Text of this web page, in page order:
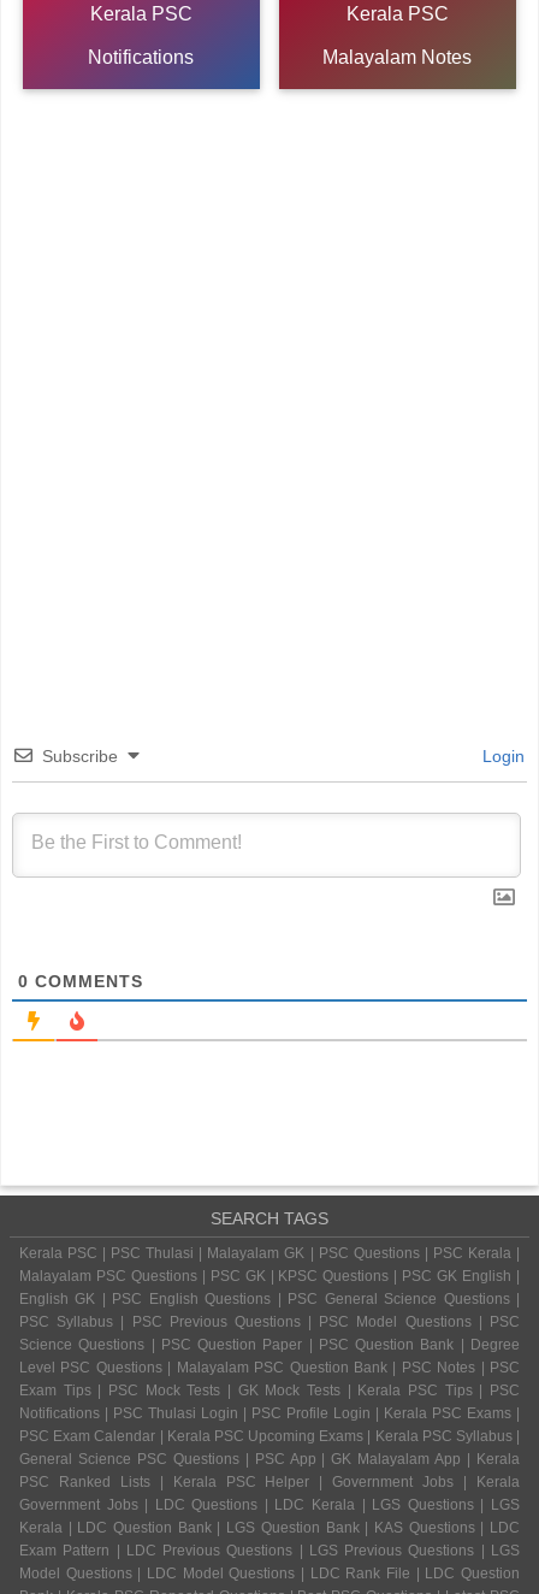
Kerala PSC
Notifications
Kerala PSC
Malayalam Notes
Subscribe Login
0 COMMENTS
SEARCH TAGS
Kerala PSC | PSC Thulasi | Malayalam GK | PSC Questions | PSC Kerala |
Malayalam PSC Questions | PSC GK | KPSC Questions | PSC GK English |
English GK | PSC English Questions | PSC General Science Questions |
PSC Syllabus | PSC Previous Questions | PSC Model Questions | PSC
Science Questions | PSC Question Paper | PSC Question Bank | Degree
Level PSC Questions | Malayalam PSC Question Bank | PSC Notes | PSC
Exam Tips | PSC Mock Tests | GK Mock Tests | Kerala PSC Tips | PSC
Notifications | PSC Thulasi Login | PSC Profile Login | Kerala PSC Exams |
PSC Exam Calendar | Kerala PSC Upcoming Exams | Kerala PSC Syllabus |
General Science PSC Questions | PSC App | GK Malayalam App | Kerala
PSC Ranked Lists | Kerala PSC Helper | Government Jobs | Kerala
Government Jobs | LDC Questions | LDC Kerala | LGS Questions | LGS
Kerala | LDC Question Bank | LGS Question Bank | KAS Questions | LDC
Exam Pattern | LDC Previous Questions | LGS Previous Questions | LGS
Model Questions | LDC Model Questions | LDC Rank File | LDC Question